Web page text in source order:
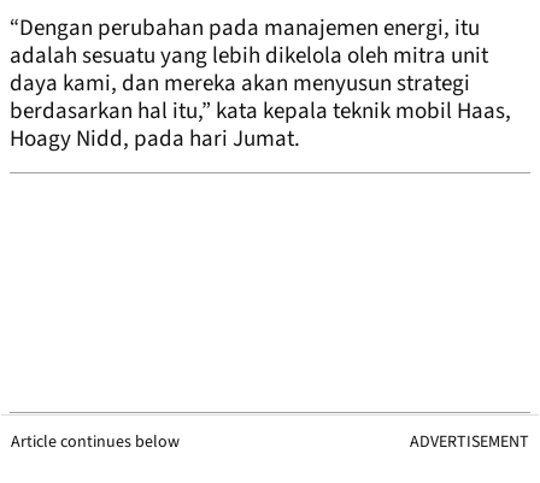
“Dengan perubahan pada manajemen energi, itu
adalah sesuatu yang lebih dikelola oleh mitra unit
daya kami, dan mereka akan menyusun strategi
berdasarkan hal itu,” kata kepala teknik mobil Haas,
Hoagy Nidd, pada hari Jumat.
Article continues below ADVERTISEMENT